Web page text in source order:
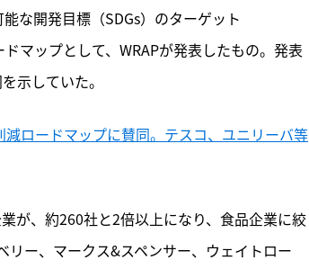
な開発目標（SDGs）のターゲット
マップとして、WRAPが発表したもの。発表
示していた。
ロードマップに賛同。テスコ、ユニリーバ等
が、約260社と2倍以上になり、食品企業に絞
ー、マークス&スペンサー、ウェイトロー